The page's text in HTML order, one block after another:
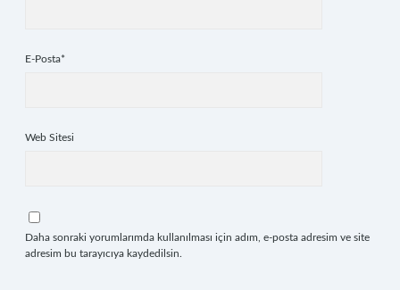
E-Posta*
Web Sitesi
Daha sonraki yorumlarımda kullanılması için adım, e-posta adresim ve site
adresim bu tarayıcıya kaydedilsin.